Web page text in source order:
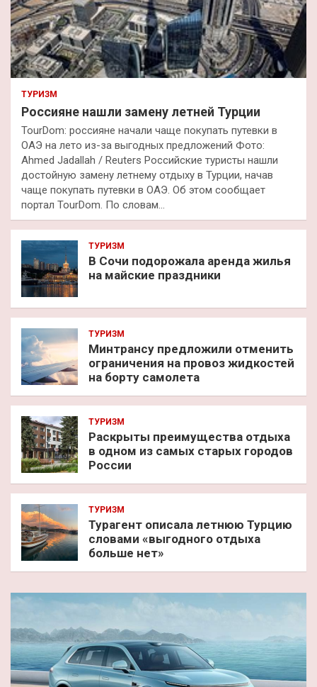
ТУРИЗМ
Россияне нашли замену летней Турции
TourDom: россияне начали чаще покупать путевки в
ОАЭ на лето из-за выгодных предложений Фото:
Ahmed Jadallah / Reuters Российские туристы нашли
достойную замену летнему отдыху в Турции, начав
чаще покупать путевки в ОАЭ. Об этом сообщает
портал TourDom. По словам…
ТУРИЗМ
В Сочи подорожала аренда жилья
на майские праздники
ТУРИЗМ
Минтрансу предложили отменить
ограничения на провоз жидкостей
на борту самолета
ТУРИЗМ
Раскрыты преимущества отдыха
в одном из самых старых городов
России
ТУРИЗМ
Турагент описала летнюю Турцию
словами «выгодного отдыха
больше нет»